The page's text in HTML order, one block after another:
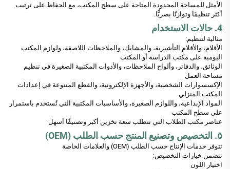
الأمثل للمساحة المحدودة المتاحة على سطح المكتب، مع الحفاظ على ترتيب
أكثر تنظيمًا وتوازنًا بصريًّا.
4. حالات الاستخدام
مثالية لتنظيم:
الأقلام، والأقلام التأشيرية، والمشابك، والملاحظات اللاصقة، ولوازم المكتب
اليومية على مكتب الدراسة أو المكتب
الوثائق، والدفاتر، وألواح الملاحظات، والأدوات المكتبية الصغيرة في تنظيم
مساحة العمل
الإكسسوارات الشخصية، والأجهزة الإلكترونية، والقطع المتنوعة في إعدادات
المكتب المنزلي
المواد الإبداعية، واللوازم الصغيرة، والأساسيات المكتبية التي تُستخدم باستمرار
على سطح المكتب
عناصر مكتب الطلاب التي تتطلب سعة تخزين أكبر وتصنيفًا أسهل
٥. التخصيص وتصنيع المنتج حسب الطلب (OEM)
تتوفر خدمات الإنتاج حسب الطلب (OEM) والعلامات الخاصة
تتضمن خيارات التخصيص:
اختيار اللون